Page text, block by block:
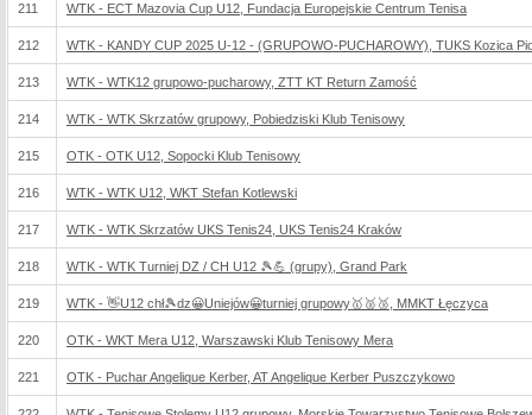
211 WTK - ECT Mazovia Cup U12, Fundacja Europejskie Centrum Tenisa
212 WTK - KANDY CUP 2025 U-12 - (GRUPOWO-PUCHAROWY), TUKS Kozica
213 WTK - WTK12 grupowo-pucharowy, ZTT KT Return Zamość
214 WTK - WTK Skrzatów grupowy, Pobiedziski Klub Tenisowy
215 OTK - OTK U12, Sopocki Klub Tenisowy
216 WTK - WTK U12, WKT Stefan Kotlewski
217 WTK - WTK Skrzatów UKS Tenis24, UKS Tenis24 Kraków
218 WTK - WTK Turniej DZ / CH U12 🎾💪 (grupy), Grand Park
219 WTK - 👋U12 chł🎾dz😀Uniejów😀turniej grupowy🥇🥈🥉, MMKT Łęczyca
220 OTK - WKT Mera U12, Warszawski Klub Tenisowy Mera
221 OTK - Puchar Angelique Kerber, AT Angelique Kerber Puszczykowo